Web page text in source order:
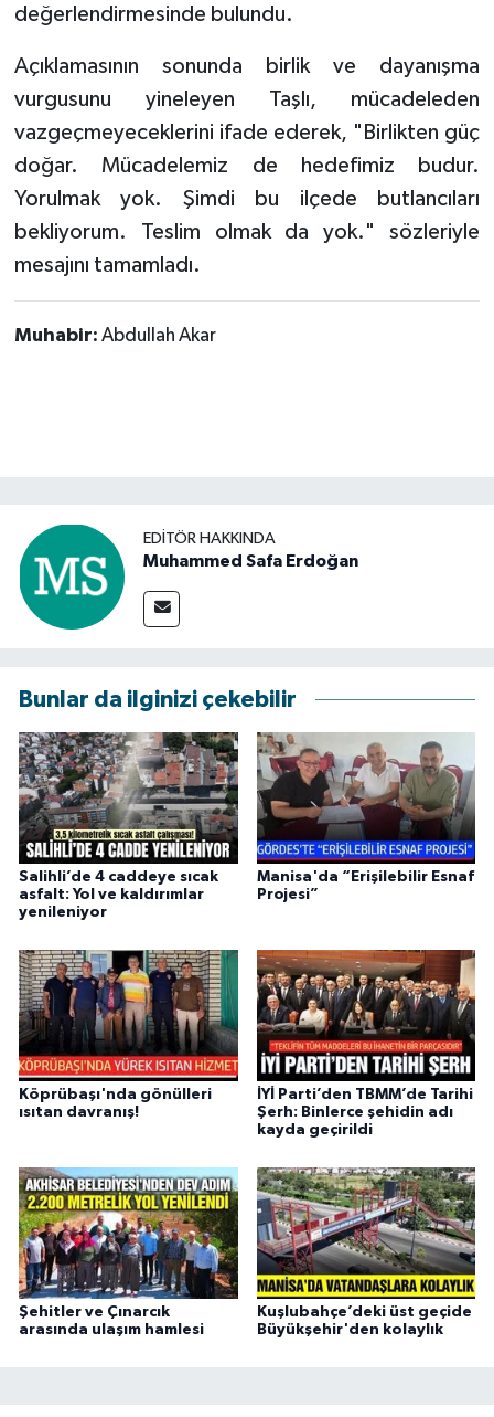
değerlendirmesinde bulundu.
Açıklamasının sonunda birlik ve dayanışma
vurgusunu yineleyen Taşlı, mücadeleden
vazgeçmeyeceklerini ifade ederek, "Birlikten güç
doğar. Mücadelemiz de hedefimiz budur.
Yorulmak yok. Şimdi bu ilçede butlancıları
bekliyorum. Teslim olmak da yok." sözleriyle
mesajını tamamladı.
Muhabir: Abdullah Akar
EDITÖR HAKKINDA
Muhammed Safa Erdoğan
Bunlar da ilginizi çekebilir
Salihli’de 4 caddeye sıcak
asfalt: Yol ve kaldırımlar
yenileniyor
Manisa'da “Erişilebilir Esnaf
Projesi”
Köprübaşı'nda gönülleri
ısıtan davranış!
İYİ Parti’den TBMM’de Tarihi
Şerh: Binlerce şehidin adı
kayda geçirildi
Şehitler ve Çınarcık
arasında ulaşım hamlesi
Kuşlubahçe’deki üst geçide
Büyükşehir'den kolaylık